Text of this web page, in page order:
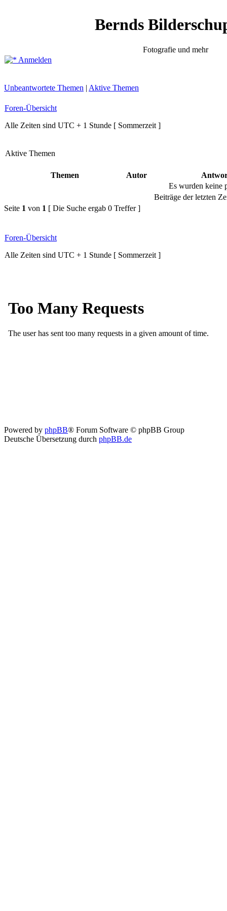
Bernds
Fotografie und mehr
Anmelden
Unbeantwortete Themen | Aktive Themen
Foren-Übersicht
Alle Zeiten sind UTC + 1 Stunde [ Sommerzeit ]
Aktive Themen
Themen Autor
Es wurden keine
Beiträge der letzten
Seite 1 von 1 [ Die Suche ergab 0 Treffer ]
Foren-Übersicht
Alle Zeiten sind UTC + 1 Stunde [ Sommerzeit ]
Powered by phpBB® Forum Software © phpBB Group
Deutsche Übersetzung durch phpBB.de